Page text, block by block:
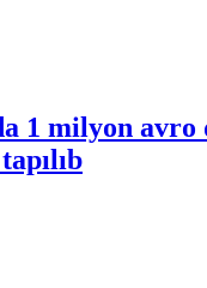
1 milyon avro